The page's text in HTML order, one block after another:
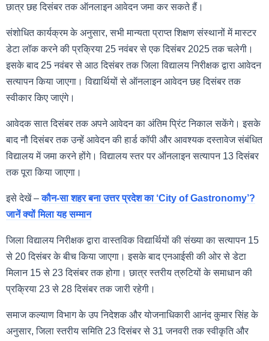
छात्र छह दिसंबर तक ऑनलाइन आवेदन जमा कर सकते हैं।
संशोधित कार्यक्रम के अनुसार, सभी मान्यता प्राप्त शिक्षण संस्थानों में मास्टर
डेटा लॉक करने की प्रक्रिया 25 नवंबर से एक दिसंबर 2025 तक चलेगी।
इसके बाद 25 नवंबर से आठ दिसंबर तक जिला विद्यालय निरीक्षक द्वारा आवेदन
सत्यापन किया जाएगा। विद्यार्थियों से ऑनलाइन आवेदन छह दिसंबर तक
स्वीकार किए जाएंगे।
आवेदक सात दिसंबर तक अपने आवेदन का अंतिम प्रिंट निकाल सकेंगे। इसके
बाद नौ दिसंबर तक उन्हें आवेदन की हार्ड कॉपी और आवश्यक दस्तावेज संबंधित
विद्यालय में जमा करने होंगे। विद्यालय स्तर पर ऑनलाइन सत्यापन 13 दिसंबर
तक पूरा किया जाएगा।
इसे देखें –कौन-सा शहर बना उत्तर प्रदेश का ‘City of Gastronomy’?
जानें क्यों मिला यह सम्मान
जिला विद्यालय निरीक्षक द्वारा वास्तविक विद्यार्थियों की संख्या का सत्यापन 15
से 20 दिसंबर के बीच किया जाएगा। इसके बाद एनआईसी की ओर से डेटा
मिलान 15 से 23 दिसंबर तक होगा। छात्र स्तरीय त्रुटियों के समाधान की
प्रक्रिया 23 से 28 दिसंबर तक जारी रहेगी।
समाज कल्याण विभाग के उप निदेशक और योजनाधिकारी आनंद कुमार सिंह के
अनुसार, जिला स्तरीय समिति 23 दिसंबर से 31 जनवरी तक स्वीकृति और